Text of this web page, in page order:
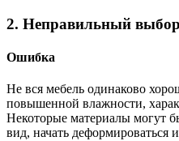
2. Неправильный
Ошибка
Не вся мебель одинаково
повышенной влажности,
Некоторые материалы могут
вид, начать деформироваться